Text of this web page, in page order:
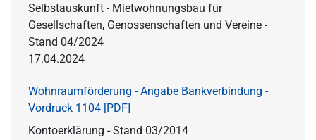
Selbstauskunft - Mietwohnungsbau für
Gesellschaften, Genossenschaften und Vereine -
Stand 04/2024
17.04.2024
Wohnraumförderung - Angabe Bankverbindung -
Vordruck 1104 [PDF]
Kontoerklärung - Stand 03/2014